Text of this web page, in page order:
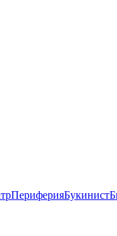
ПериферияБукинист